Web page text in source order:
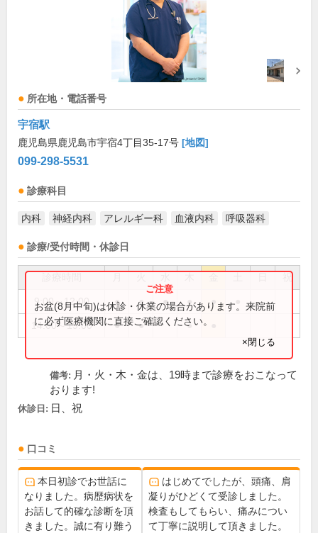
所在地・電話番号
宇宿駅
鹿児島県鹿児島市宇宿4丁目35-17号 [地図]
099-298-5531
診療科目
内科 神経内科 アレルギー科 血液内科 呼吸器科
診療/受付時間・休診日
祝
9:00～12:00 ● ● ● ● ●
14:00～19:00 ● ● ●
お盆(8月中旬)は休診・休業の場合があります。来院前
に必ず医療機関に直接ご確認ください。
×閉じる
備考: 月・火・木・金は、19時まで診療をおこなって
おります!
休診日: 日、祝
口コミ
本日初診でお世話に
なりました。病歴病状を
お話して的確な診断を頂
きました。誠に有り難う
はじめてでしたが、頭痛、肩
凝りがひどくて受診しました。
検査もしてもらい、痛みについ
て丁寧に説明して頂きました。